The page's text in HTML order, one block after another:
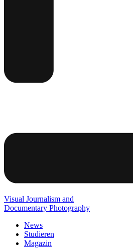
Visual Journalism and
Documentary Photography
News
Studieren
Magazin